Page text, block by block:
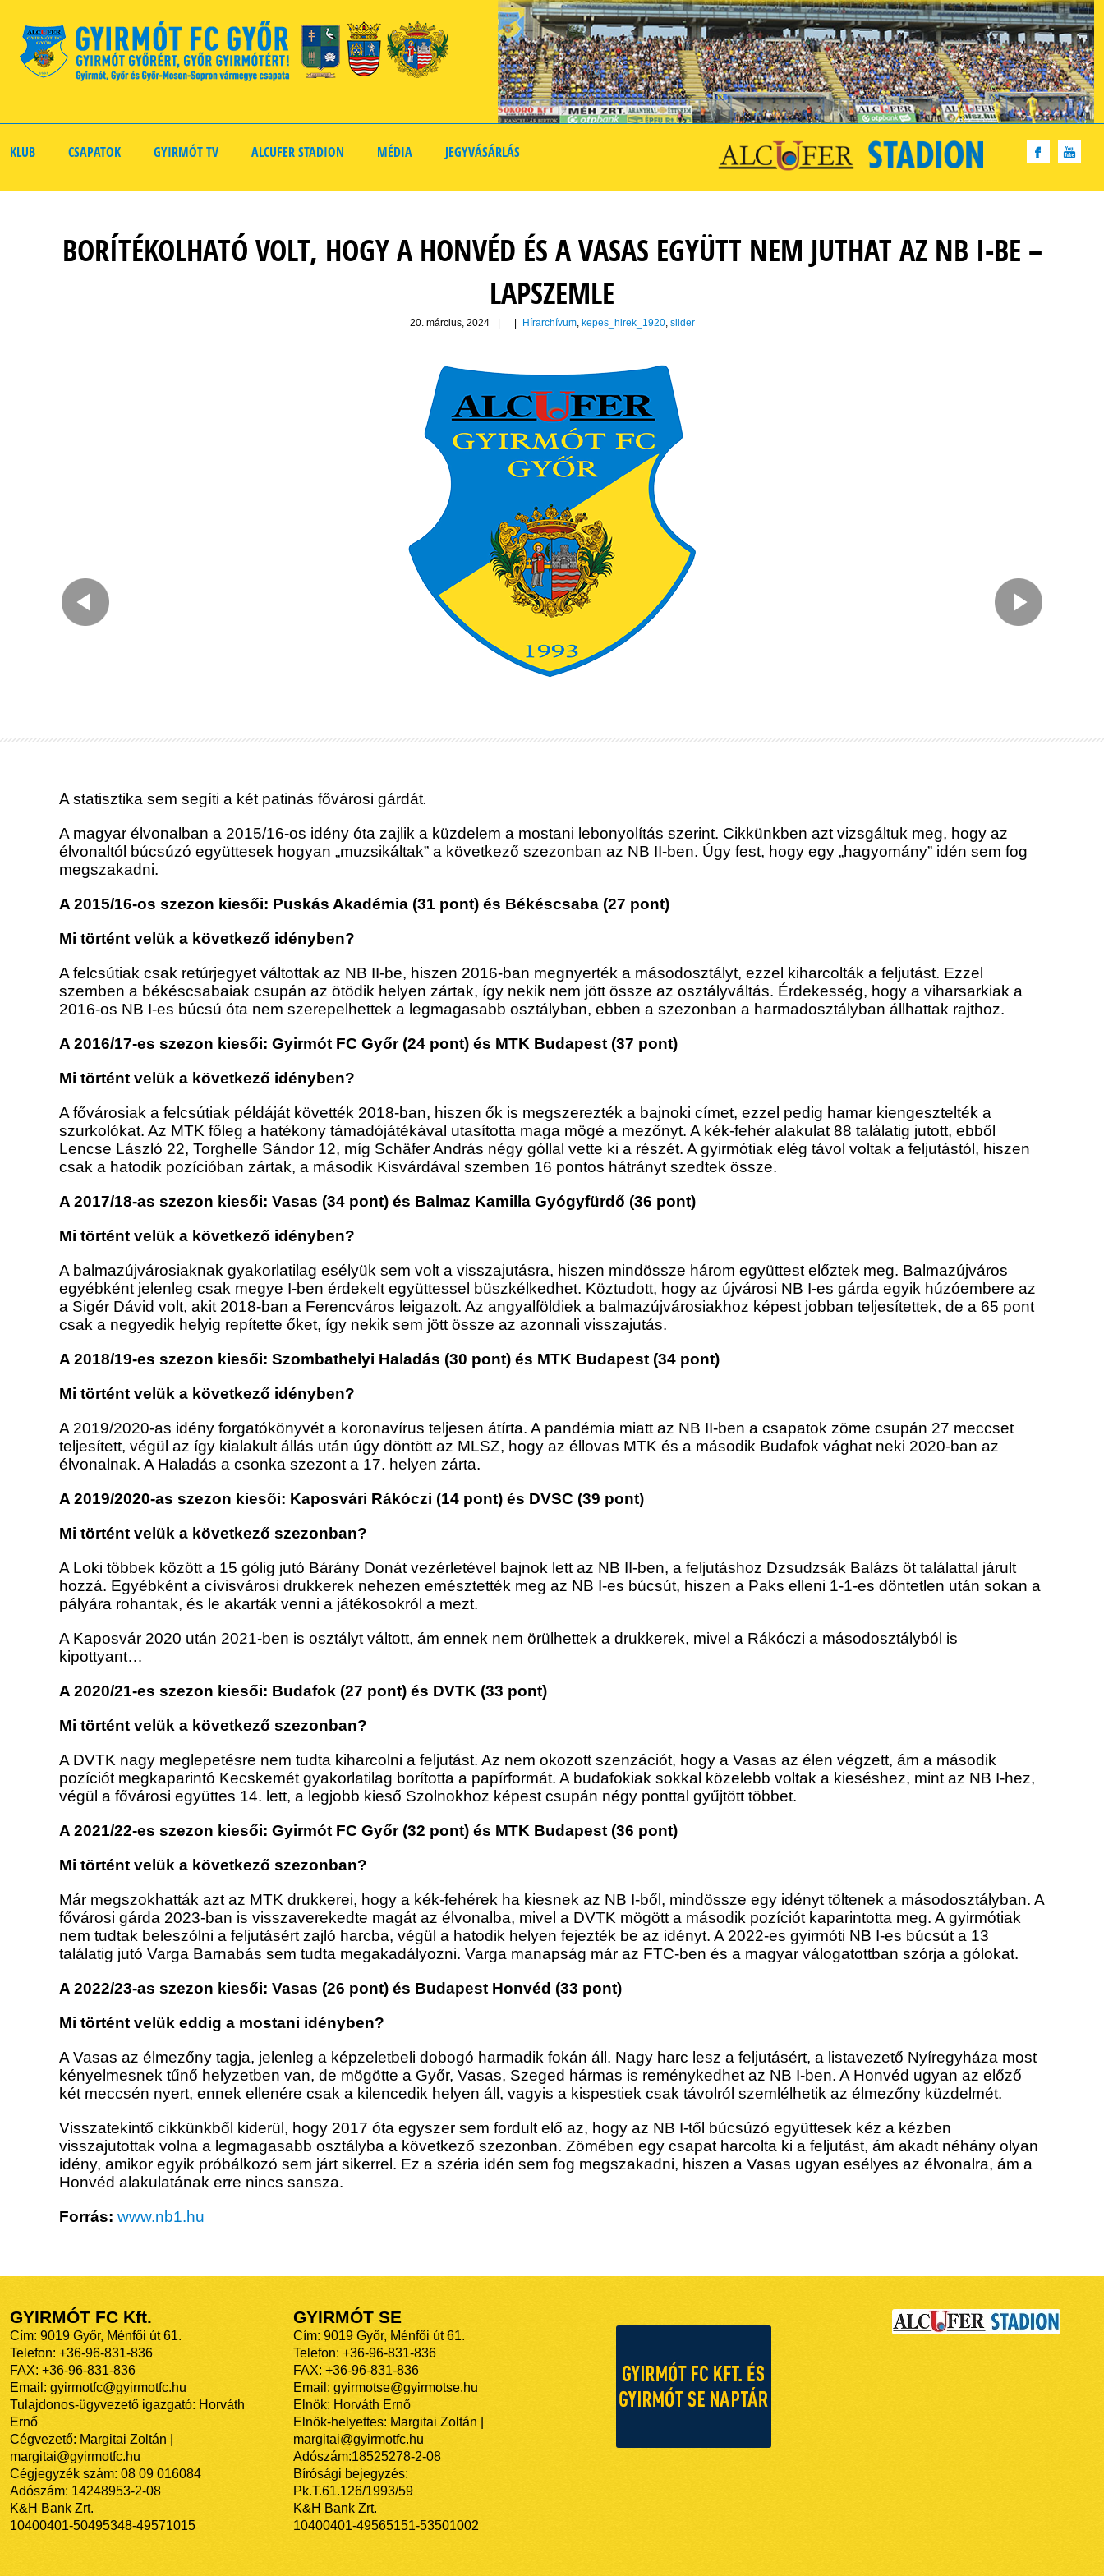
KLUB CSAPATOK GYIRMÓT TV ALCUFER STADION MÉDIA JEGYVÁSÁRLÁS
BORÍTÉKOLHATÓ VOLT, HOGY A HONVÉD ÉS A VASAS EGYÜTT NEM JUTHAT AZ NB I-BE –
LAPSZEMLE
20. március, 2024 Hírarchívum, kepes_hirek_1920, slider
A statisztika sem segíti a két patinás fővárosi gárdát.
A magyar élvonalban a 2015/16-os idény óta zajlik a küzdelem a mostani lebonyolítás szerint. Cikkünkben azt vizsgáltuk meg, hogy az
élvonaltól búcsúzó együttesek hogyan „muzsikáltak” a következő szezonban az NB II-ben. Úgy fest, hogy egy „hagyomány” idén sem fog
megszakadni.
A 2015/16-os szezon kiesői: Puskás Akadémia (31 pont) és Békéscsaba (27 pont)
Mi történt velük a következő idényben?
A felcsútiak csak retúrjegyet váltottak az NB II-be, hiszen 2016-ban megnyerték a másodosztályt, ezzel kiharcolták a feljutást. Ezzel
szemben a békéscsabaiak csupán az ötödik helyen zártak, így nekik nem jött össze az osztályváltás. Érdekesség, hogy a viharsarkiak a
2016-os NB I-es búcsú óta nem szerepelhettek a legmagasabb osztályban, ebben a szezonban a harmadosztályban állhattak rajthoz.
A 2016/17-es szezon kiesői: Gyirmót FC Győr (24 pont) és MTK Budapest (37 pont)
Mi történt velük a következő idényben?
A fővárosiak a felcsútiak példáját követték 2018-ban, hiszen ők is megszerezték a bajnoki címet, ezzel pedig hamar kiengesztelték a
szurkolókat. Az MTK főleg a hatékony támadójátékával utasította maga mögé a mezőnyt. A kék-fehér alakulat 88 találatig jutott, ebből
Lencse László 22, Torghelle Sándor 12, míg Schäfer András négy góllal vette ki a részét. A gyirmótiak elég távol voltak a feljutástól, hiszen
csak a hatodik pozícióban zártak, a második Kisvárdával szemben 16 pontos hátrányt szedtek össze.
A 2017/18-as szezon kiesői: Vasas (34 pont) és Balmaz Kamilla Gyógyfürdő (36 pont)
Mi történt velük a következő idényben?
A balmazújvárosiaknak gyakorlatilag esélyük sem volt a visszajutásra, hiszen mindössze három együttest előztek meg. Balmazújváros
egyébként jelenleg csak megye I-ben érdekelt együttessel büszkélkedhet. Köztudott, hogy az újvárosi NB I-es gárda egyik húzóembere az
a Sigér Dávid volt, akit 2018-ban a Ferencváros leigazolt. Az angyalföldiek a balmazújvárosiakhoz képest jobban teljesítettek, de a 65 pont
csak a negyedik helyig repítette őket, így nekik sem jött össze az azonnali visszajutás.
A 2018/19-es szezon kiesői: Szombathelyi Haladás (30 pont) és MTK Budapest (34 pont)
Mi történt velük a következő idényben?
A 2019/2020-as idény forgatókönyvét a koronavírus teljesen átírta. A pandémia miatt az NB II-ben a csapatok zöme csupán 27 meccset
teljesített, végül az így kialakult állás után úgy döntött az MLSZ, hogy az éllovas MTK és a második Budafok vághat neki 2020-ban az
élvonalnak. A Haladás a csonka szezont a 17. helyen zárta.
A 2019/2020-as szezon kiesői: Kaposvári Rákóczi (14 pont) és DVSC (39 pont)
Mi történt velük a következő szezonban?
A Loki többek között a 15 gólig jutó Bárány Donát vezérletével bajnok lett az NB II-ben, a feljutáshoz Dzsudzsák Balázs öt találattal járult
hozzá. Egyébként a cívisvárosi drukkerek nehezen emésztették meg az NB I-es búcsút, hiszen a Paks elleni 1-1-es döntetlen után sokan a
pályára rohantak, és le akarták venni a játékosokról a mezt.
A Kaposvár 2020 után 2021-ben is osztályt váltott, ám ennek nem örülhettek a drukkerek, mivel a Rákóczi a másodosztályból is
kipottyant…
A 2020/21-es szezon kiesői: Budafok (27 pont) és DVTK (33 pont)
Mi történt velük a következő szezonban?
A DVTK nagy meglepetésre nem tudta kiharcolni a feljutást. Az nem okozott szenzációt, hogy a Vasas az élen végzett, ám a második
pozíciót megkaparintó Kecskemét gyakorlatilag borította a papírformát. A budafokiak sokkal közelebb voltak a kieséshez, mint az NB I-hez,
végül a fővárosi együttes 14. lett, a legjobb kieső Szolnokhoz képest csupán négy ponttal gyűjtött többet.
A 2021/22-es szezon kiesői: Gyirmót FC Győr (32 pont) és MTK Budapest (36 pont)
Mi történt velük a következő szezonban?
Már megszokhatták azt az MTK drukkerei, hogy a kék-fehérek ha kiesnek az NB I-ből, mindössze egy idényt töltenek a másodosztályban. A
fővárosi gárda 2023-ban is visszaverekedte magát az élvonalba, mivel a DVTK mögött a második pozíciót kaparintotta meg. A gyirmótiak
nem tudtak beleszólni a feljutásért zajló harcba, végül a hatodik helyen fejezték be az idényt. A 2022-es gyirmóti NB I-es búcsút a 13
találatig jutó Varga Barnabás sem tudta megakadályozni. Varga manapság már az FTC-ben és a magyar válogatottban szórja a gólokat.
A 2022/23-as szezon kiesői: Vasas (26 pont) és Budapest Honvéd (33 pont)
Mi történt velük eddig a mostani idényben?
A Vasas az élmezőny tagja, jelenleg a képzeletbeli dobogó harmadik fokán áll. Nagy harc lesz a feljutásért, a listavezető Nyíregyháza most
kényelmesnek tűnő helyzetben van, de mögötte a Győr, Vasas, Szeged hármas is reménykedhet az NB I-ben. A Honvéd ugyan az előző
két meccsén nyert, ennek ellenére csak a kilencedik helyen áll, vagyis a kispestiek csak távolról szemlélhetik az élmezőny küzdelmét.
Visszatekintő cikkünkből kiderül, hogy 2017 óta egyszer sem fordult elő az, hogy az NB I-től búcsúzó együttesek kéz a kézben
visszajutottak volna a legmagasabb osztályba a következő szezonban. Zömében egy csapat harcolta ki a feljutást, ám akadt néhány olyan
idény, amikor egyik próbálkozó sem járt sikerrel. Ez a széria idén sem fog megszakadni, hiszen a Vasas ugyan esélyes az élvonalra, ám a
Honvéd alakulatának erre nincs sansza.
Forrás: www.nb1.hu
GYIRMÓT FC Kft.
Cím: 9019 Győr, Ménfői út 61.
Telefon: +36-96-831-836
FAX: +36-96-831-836
Email: gyirmotfc@gyirmotfc.hu
Tulajdonos-ügyvezető igazgató: Horváth
Ernő
Cégvezető: Margitai Zoltán |
margitai@gyirmotfc.hu
Cégjegyzék szám: 08 09 016084
Adószám: 14248953-2-08
K&H Bank Zrt.
10400401-50495348-49571015
GYIRMÓT SE
Cím: 9019 Győr, Ménfői út 61.
Telefon: +36-96-831-836
FAX: +36-96-831-836
Email: gyirmotse@gyirmotse.hu
Elnök: Horváth Ernő
Elnök-helyettes: Margitai Zoltán |
margitai@gyirmotfc.hu
Adószám:18525278-2-08
Bírósági bejegyzés:
Pk.T.61.126/1993/59
K&H Bank Zrt.
10400401-49565151-53501002